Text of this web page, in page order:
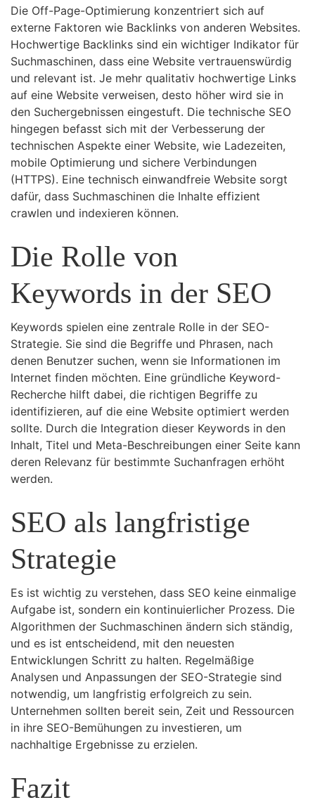
Die Off-Page-Optimierung konzentriert sich auf
externe Faktoren wie Backlinks von anderen Websites.
Hochwertige Backlinks sind ein wichtiger Indikator für
Suchmaschinen, dass eine Website vertrauenswürdig
und relevant ist. Je mehr qualitativ hochwertige Links
auf eine Website verweisen, desto höher wird sie in
den Suchergebnissen eingestuft. Die technische SEO
hingegen befasst sich mit der Verbesserung der
technischen Aspekte einer Website, wie Ladezeiten,
mobile Optimierung und sichere Verbindungen
(HTTPS). Eine technisch einwandfreie Website sorgt
dafür, dass Suchmaschinen die Inhalte effizient
crawlen und indexieren können.
Die Rolle von
Keywords in der SEO
Keywords spielen eine zentrale Rolle in der SEO-
Strategie. Sie sind die Begriffe und Phrasen, nach
denen Benutzer suchen, wenn sie Informationen im
Internet finden möchten. Eine gründliche Keyword-
Recherche hilft dabei, die richtigen Begriffe zu
identifizieren, auf die eine Website optimiert werden
sollte. Durch die Integration dieser Keywords in den
Inhalt, Titel und Meta-Beschreibungen einer Seite kann
deren Relevanz für bestimmte Suchanfragen erhöht
werden.
SEO als langfristige
Strategie
Es ist wichtig zu verstehen, dass SEO keine einmalige
Aufgabe ist, sondern ein kontinuierlicher Prozess. Die
Algorithmen der Suchmaschinen ändern sich ständig,
und es ist entscheidend, mit den neuesten
Entwicklungen Schritt zu halten. Regelmäßige
Analysen und Anpassungen der SEO-Strategie sind
notwendig, um langfristig erfolgreich zu sein.
Unternehmen sollten bereit sein, Zeit und Ressourcen
in ihre SEO-Bemühungen zu investieren, um
nachhaltige Ergebnisse zu erzielen.
Fazit